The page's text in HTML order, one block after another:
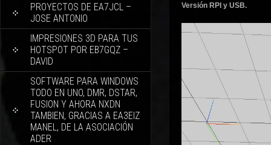
PROYECTOS DE EA7JCL –
JOSE ANTONIO
IMPRESIONES 3D PARA TUS
HOTSPOT POR EB7GQZ –
DAVID
SOFTWARE PARA WINDOWS
TODO EN UNO, DMR, DSTAR,
FUSION Y AHORA NXDN
TAMBIEN, GRACIAS A EA3EIZ
MANEL, DE LA ASOCIACIÓN
ADER
Versión RPI y USB.
Reproductor